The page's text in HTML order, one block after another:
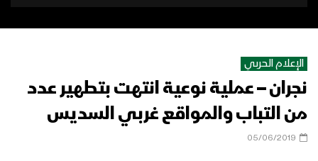
الإعلام الحربي
نجران – عملية نوعية انتهت بتطهير عدد
من التباب والمواقع غربي السديس
05/06/2019